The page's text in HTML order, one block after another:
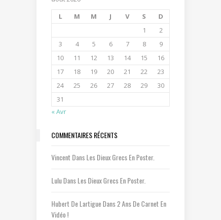
L
M M J V S
D
1
2
3
4 5 6 7 8
9
10
11 12 13 14 15
16
17
18 19 20 21 22
23
24
25 26 27 28 29
30
31
« Avr
COMMENTAIRES RÉCENTS
Vincent DansLes Dieux Grecs En Poster.
LuluDansLes Dieux Grecs En Poster.
Hubert De LartigueDans2 Ans De Carnet En
Vidéo !